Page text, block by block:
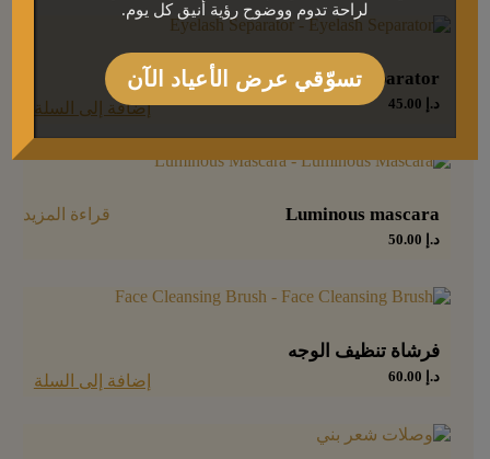
Eyelash separator
د.إ إضافة إلى السلة
Luminous mascara
د.إ
قراءة المزيد
فرشاة تنظيف الوجه
د.إ إضافة إلى السلة
لراحة تدوم ووضوح رؤية أنيق كل يوم.
تسوّقي عرض الأعياد الآن